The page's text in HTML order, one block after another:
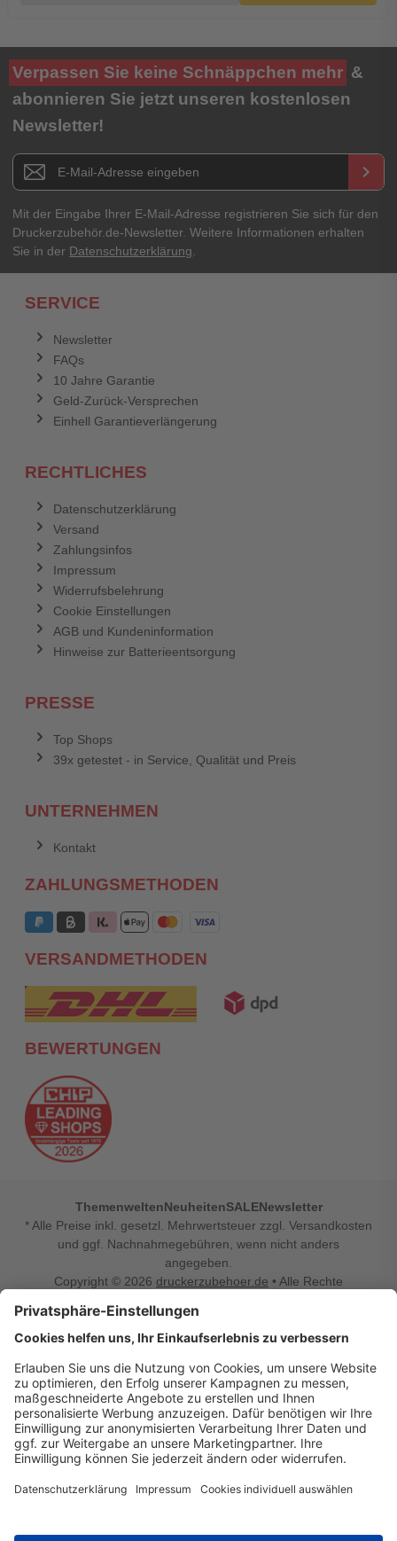
Verpassen Sie keine Schnäppchen mehr &
abonnieren Sie jetzt unseren kostenlosen
Newsletter!
Newsletter E-Mail Adresse keyboard_arrow_right
Mit der Eingabe Ihrer E-Mail-Adresse registrieren Sie sich für den
Druckerzubehör.de-Newsletter. Weitere Informationen erhalten
Sie in der Datenschutzerklärung
SERVICE
Newsletter
FAQs
10 Jahre Garantie
Geld-Zurück-Versprechen
Einhell Garantieverlängerung
RECHTLICHES
Datenschutzerklärung
Versand
Zahlungsinfos
Impressum
Widerrufsbelehrung
Cookie Einstellungen
AGB und Kundeninformation
Hinweise zur Batterieentsorgung
PRESSE
Top Shops
39x getestet - in Service, Qualität und Preis
UNTERNEHMEN
Kontakt
ZAHLUNGSMETHODEN
VERSANDMETHODEN
BEWERTUNGEN
ThemenweltenNeuheitenSALENewsletter
* Alle Preise inkl. gesetzl. Mehrwertsteuer zzgl. Versandkosten
und ggf. Nachnahmegebühren, wenn nicht anders
angegeben.
Copyright © 2026 druckerzubehoer.de • Alle Rechte
Vertrag widerrufen
Druckerzubehoer.de – preiswerte Qualität für Ihr Office
Sie sind auf der Suche nach dem passenden Druckerzubehör
oder Zubehör für das Büro, den Computer oder Ihr
Smartphone? Dann sind Sie bei Druckerzubehoer.de genau
richtig! Unser breites Sortiment bietet unter anderem Tinte
und Toner für alle gängigen Druckermodelle – großer sowie
kleiner Hersteller. Zugleich sind wir Ihr Online Fachhandel für
einrichten, die Werkstatt ausstatten oder den Alltag mit
was Ihren Arbeitsplatz noch komfortabler macht, finden Sie